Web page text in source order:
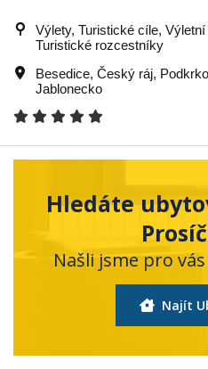
Výlety, Turistické cíle,
Turistické rozcestníky
Besedice, Český ráj,
Jablonecko
Hledáte
Našli jsme pro
Najít